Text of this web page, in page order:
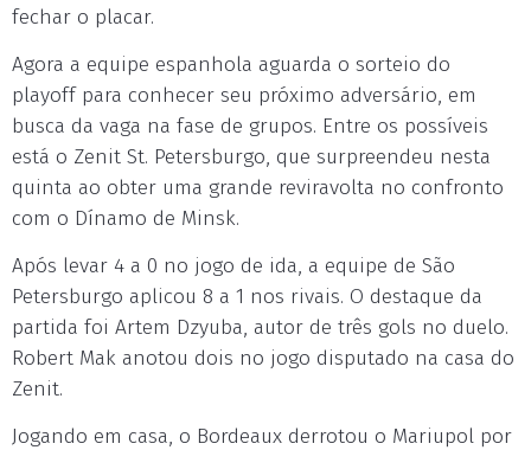
fechar o placar.
Agora a equipe espanhola aguarda o sorteio do
playoff para conhecer seu próximo adversário, em
busca da vaga na fase de grupos. Entre os possíveis
está o Zenit St. Petersburgo, que surpreendeu nesta
quinta ao obter uma grande reviravolta no confronto
com o Dínamo de Minsk.
Após levar 4 a 0 no jogo de ida, a equipe de São
Petersburgo aplicou 8 a 1 nos rivais. O destaque da
partida foi Artem Dzyuba, autor de três gols no duelo.
Robert Mak anotou dois no jogo disputado na casa do
Zenit.
Jogando em casa, o Bordeaux derrotou o Mariupol por